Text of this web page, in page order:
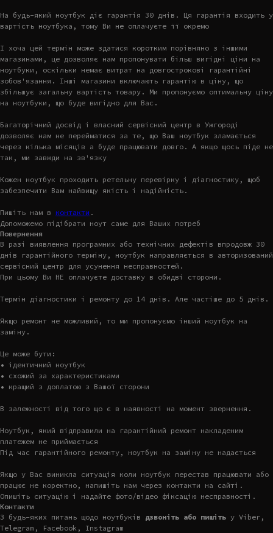
На будь-який ноутбук діє гарантія 30 днів. Ця гарантія входить у
вартість ноутбука, тому Ви не оплачуєте її окремо
І хоча цей термін може здатися коротким порівняно з іншими
магазинами, це дозволяє нам пропонувати більш вигідні ціни на
ноутбуки, оскільки немає витрат на довгострокові гарантійні
зобов'язання. Інші магазини включають гарантію в ціну, що
збільшує загальну вартість товару. Ми пропонуємо оптимальну ціну
на ноутбуки, що буде вигідно для Вас.
Багаторічний досвід і власний сервісний центр в Ужгороді
дозволяє нам не перейматися за те, що Ваш ноутбук зламається
через кілька місяців а буде працювати довго. А якщо щось піде не
так, ми завжди на зв'язку
Кожен ноутбук проходить ретельну перевірку і діагностику, щоб
забезпечити Вам найвищу якість і надійність.
Пишіть нам в контакти .
Допоможемо підібрати ноут саме для Ваших потреб
Повернення
В разі виявлення програмних або технічних дефектів впродовж 30
днів гарантійного терміну, ноутбук направляється в авторизований
сервісний центр для усунення несправностей.
При цьому Ви НЕ оплачуєте доставку в обидві сторони.
Термін діагностики і ремонту до 14 днів. Але частіше до 5 днів.
Якщо ремонт не можливий, то ми пропонуємо інший ноутбук на
заміну.
Це може бути:
• ідентичний ноутбук
• схожий за характеристиками
• кращий з доплатою з Вашої сторони
В залежності від того що є в наявності на момент звернення.
Ноутбук, який відправили на гарантійний ремонт накладеним
платежем не приймається
Під час гарантійного ремонту, ноутбук на заміну не надається
Якщо у Вас виникла ситуація коли ноутбук перестав працювати або
працює не коректно, напишіть нам через контакти на сайті.
Опишіть ситуацію і надайте фото/відео фіксацію несправності.
Контакти
З будь-яких питань щодо ноутбуків дзвоніть або пишіть у Viber,
Telegram, Facebook, Instagram